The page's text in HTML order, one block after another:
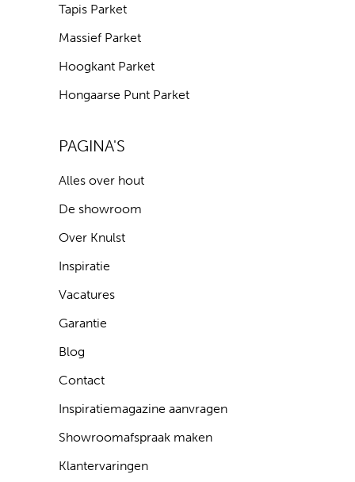
Tapis Parket
Massief Parket
Hoogkant Parket
Hongaarse Punt Parket
PAGINA'S
Alles over hout
De showroom
Over Knulst
Inspiratie
Vacatures
Garantie
Blog
Contact
Inspiratiemagazine aanvragen
Showroomafspraak maken
Klantervaringen